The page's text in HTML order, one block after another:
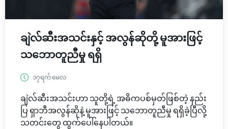
ချဲလ်ဆီးအသင်းနှင့် အလွန်ဆိုတို့ မူအားဖြင့်
သဘောတူညီမှု ရရှိ
၁၇ရက် မေလ
ချဲလ်ဆီးအသင်းဟာ သူတို့ရဲ့ အဓိကပစ်မှတ်ဖြစ်တဲ့ နည်း
ပြ ရှာဘီအလွန်ဆိုနဲ့ မူအားဖြင့် သဘောတူညီမှု ရရှိခဲ့ပြီလို့
သတင်းတွေ ထွက်ပေါ်နေပါတယ်။